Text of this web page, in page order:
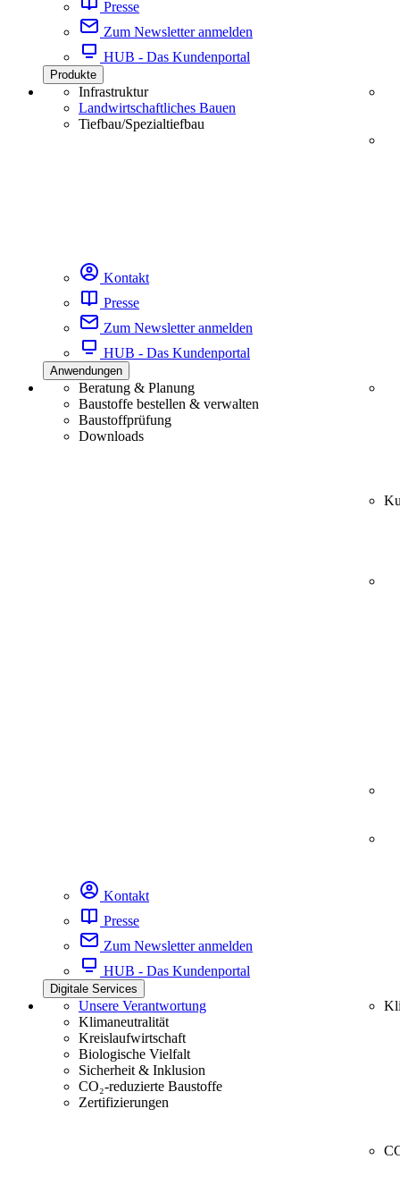
Presse
Zum Newsletter anmelden
HUB - Das Kundenportal
Produkte
Infrastruktur
Landwirtschaftliches Bauen
Tiefbau/Spezialtiefbau
Kontakt
Presse
Zum Newsletter anmelden
HUB - Das Kundenportal
Anwendungen
Beratung & Planung
Baustoffe bestellen & verwalten
Baustoffprüfung
Downloads
Kontakt
Presse
Zum Newsletter anmelden
HUB - Das Kundenportal
Digitale Services
Unsere Verantwortung
Klimaneutralität
Kreislaufwirtschaft
Biologische Vielfalt
Sicherheit & Inklusion
CO₂-reduzierte Baustoffe
Zertifizierungen